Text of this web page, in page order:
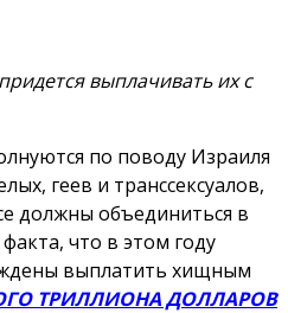
выплачивать их с
по поводу Израиля
геев и транссексуалов,
должны объединиться в
что в этом году
выплатить хищным
ТРИЛЛИОНА ДОЛЛАРОВ